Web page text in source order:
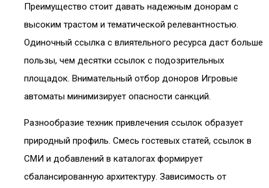
Преимущество стоит давать надежным донорам с
высоким трастом и тематической релевантностью.
Одиночный ссылка с влиятельного ресурса даст больше
пользы, чем десятки ссылок с подозрительных
площадок. Внимательный отбор доноров Игровые
автоматы минимизирует опасности санкций.
Разнообразие техник привлечения ссылок образует
природный профиль. Смесь гостевых статей, ссылок в
СМИ и добавлений в каталогах формирует
сбалансированную архитектуру. Зависимость от